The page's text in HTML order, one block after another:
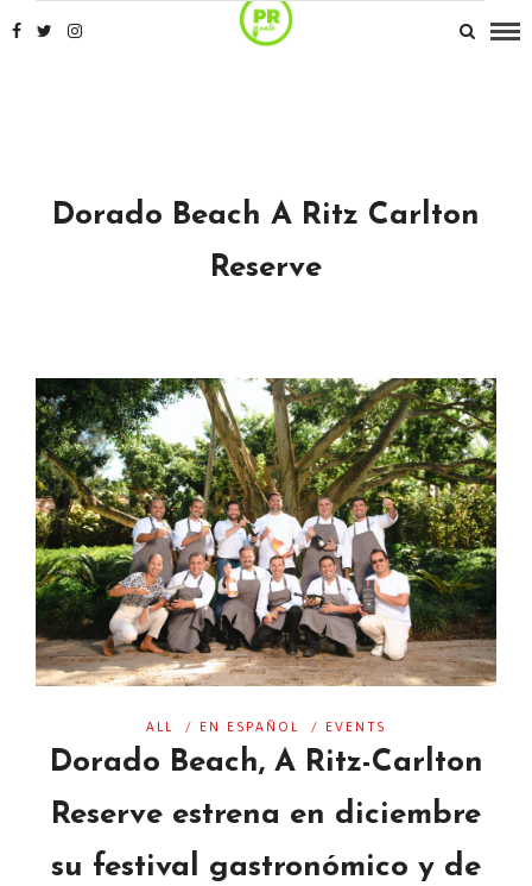
Dorado Beach A Ritz Carlton
Reserve
ALL / EN ESPAÑOL / EVENTS
Dorado Beach, A Ritz-Carlton
Reserve estrena en diciembre
su festival gastronómico y de